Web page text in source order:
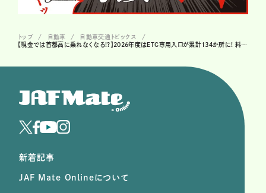
トップ 自動車
自動車交通トピックス
【現金では首都高に乗れなくなる!?】2026年度はETC専用入口が累計134か所に! 料金所の無人化と永福本線料金所撤去計画が進行中
新着記事
JAF Mate Onlineについて